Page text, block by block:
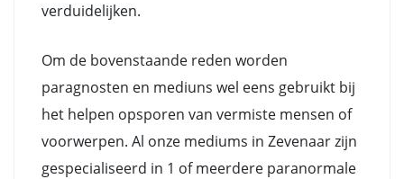
verduidelijken.
Om de bovenstaande reden worden
paragnosten en mediuns wel eens gebruikt bij
het helpen opsporen van vermiste mensen of
voorwerpen. Al onze mediums in Zevenaar zijn
gespecialiseerd in 1 of meerdere paranormale